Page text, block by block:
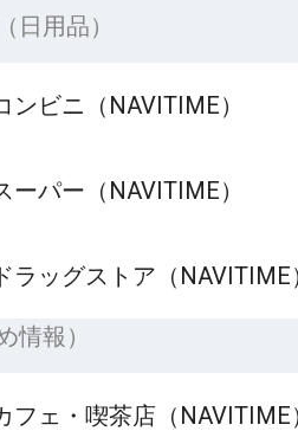
日用品）
ンビニ（NAVITIME）
ーパー（NAVITIME）
ラッグストア（NAVITIME
情報）
フェ・喫茶店（NAVITIME